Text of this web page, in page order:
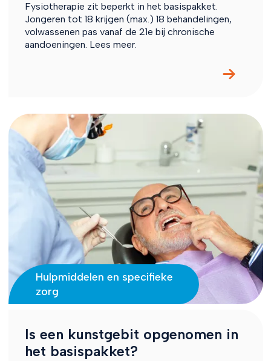
Fysiotherapie zit beperkt in het basispakket.
Jongeren tot 18 krijgen (max.) 18 behandelingen,
volwassenen pas vanaf de 21e bij chronische
aandoeningen. Lees meer.
Hulpmiddelen en specifieke
zorg
Is een kunstgebit opgenomen in
het basispakket?